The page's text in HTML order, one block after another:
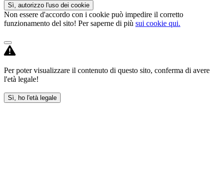
Sì, autorizzo l'uso dei cookie
Non essere d'accordo con i cookie può impedire il corretto
funzionamento del sito! Per saperne di più sui cookie qui.
Per poter visualizzare il contenuto di questo sito, conferma di avere
l'età legale!
Sì, ho l'età legale